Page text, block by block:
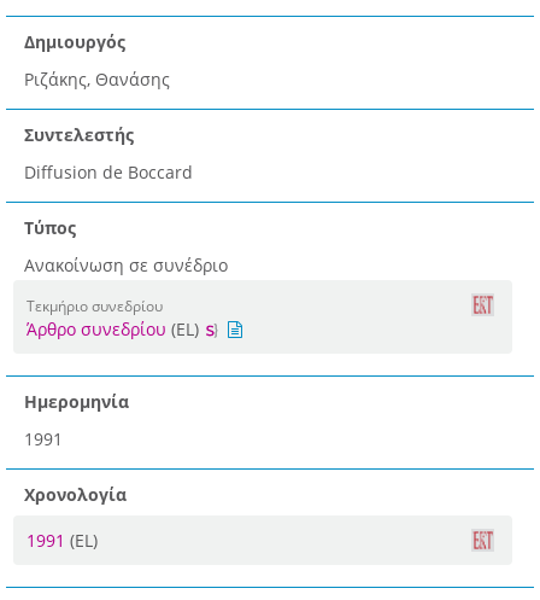
Δημιουργός
Ριζάκης, Θανάσης
Συντελεστής
Diffusion de Boccard
Τύπος
Ανακοίνωση σε συνέδριο
Τεκμήριο συνεδρίου
Άρθρο συνεδρίου (EL)
Ημερομηνία
1991
Χρονολογία
1991 (EL)